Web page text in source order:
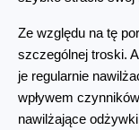
Ze względu na tę
szczególnej troski.
je regularnie
wpływem
nawilżające